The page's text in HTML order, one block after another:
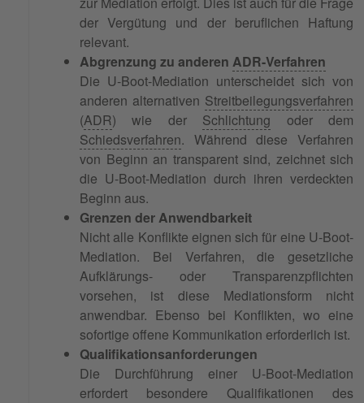
der Vergütung und der beruflichen Haftung
relevant.
Abgrenzung zu anderen ADR-Verfahren
Die U-Boot-Mediation unterscheidet sich von
anderen alternativen Streitbeilegungsverfahren
(ADR) wie der Schlichtung oder dem
Schiedsverfahren. Während diese Verfahren
von Beginn an transparent sind, zeichnet sich
die U-Boot-Mediation durch ihren verdeckten
Beginn aus.
Grenzen der Anwendbarkeit
Nicht alle Konflikte eignen sich für eine U-Boot-
Mediation. Bei Verfahren, die gesetzliche
Aufklärungs- oder Transparenzpflichten
vorsehen, ist diese Mediationsform nicht
anwendbar. Ebenso bei Konflikten, wo eine
sofortige offene Kommunikation erforderlich ist.
Qualifikationsanforderungen
Die Durchführung einer U-Boot-Mediation
erfordert besondere Qualifikationen des